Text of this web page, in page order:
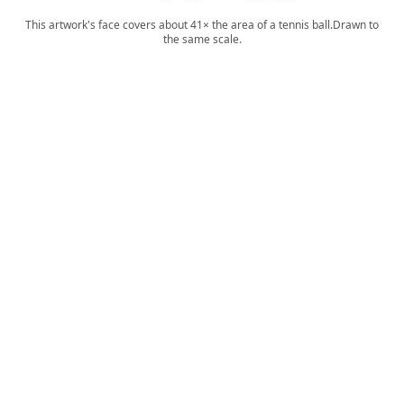
This artwork's face covers about 41× the area of a tennis ball.Drawn to
the same scale.